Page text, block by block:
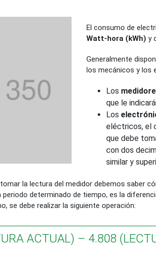
El consumo de
Watt-hora (kWh) y
Generalmente
los mecánicos y los
Los
que le
Los
eléctricos, el
que debe
con dos
similar y
la lectura del medidor debemos saber
determinado de tiempo, es la
se debe realizar la siguiente operación:
ACTUAL) – 4.808